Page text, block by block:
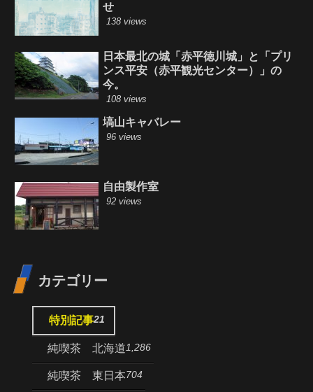
せ
138 views
日本最北の城「赤平徳川城」と「プリ
ンス平安（赤平観光センター）」の
今。
108 views
塙山キャバレー
96 views
自由製作室
92 views
カテゴリー
特別記事21
純喫茶 北海道1,286
純喫茶 東日本704